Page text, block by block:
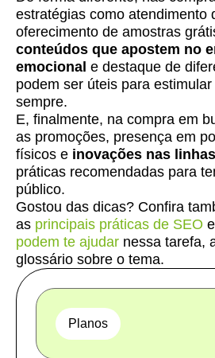
estratégias como atendimento
oferecimento de amostras
conteúdos que apostem no
emocional e destaque de
podem ser úteis para
sempre.
E, finalmente, na compra em
as promoções, presença em
físicos e inovações nas
práticas recomendadas para
público.
Gostou das dicas? Confira
as principais práticas de SEO
podem te ajudar nessa tarefa,
glossário sobre o tema.
Planos